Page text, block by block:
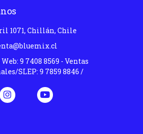
1071, Chillán, Chile
9 7408 8569 - Ventas
SLEP: 9 7859 8846 /